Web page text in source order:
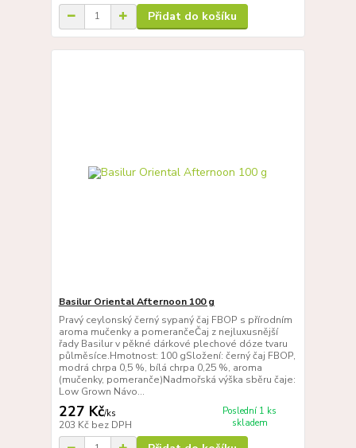
Přidat do košíku
Basilur Oriental Afternoon 100 g
Pravý ceylonský černý sypaný čaj FBOP s přírodním
aroma mučenky a pomerančeČaj z nejluxusnější
řady Basilur v pěkné dárkové plechové dóze tvaru
půlměsíce.Hmotnost: 100 gSložení: černý čaj FBOP,
modrá chrpa 0,5 %, bílá chrpa 0,25 %, aroma
(mučenky, pomeranče)Nadmořská výška sběru čaje:
Low Grown Návo...
227 Kč/ks
203 Kč bez DPH
Poslední 1 ks
skladem